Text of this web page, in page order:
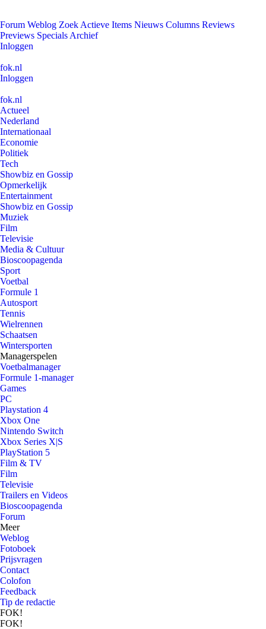
Forum Weblog Zoek Actieve Items Nieuws Columns Reviews
Previews Specials Archief
Inloggen
fok.nl
Inloggen
fok.nl
Actueel
Nederland
Internationaal
Economie
Politiek
Tech
Showbiz en Gossip
Opmerkelijk
Entertainment
Showbiz en Gossip
Muziek
Film
Televisie
Media & Cultuur
Bioscoopagenda
Sport
Voetbal
Formule 1
Autosport
Tennis
Wielrennen
Schaatsen
Wintersporten
Managerspelen
Voetbalmanager
Formule 1-manager
Games
PC
Playstation 4
Xbox One
Nintendo Switch
Xbox Series X|S
PlayStation 5
Film & TV
Film
Televisie
Trailers en Videos
Bioscoopagenda
Forum
Meer
Weblog
Fotoboek
Prijsvragen
Contact
Colofon
Feedback
Tip de redactie
FOK!
FOK!